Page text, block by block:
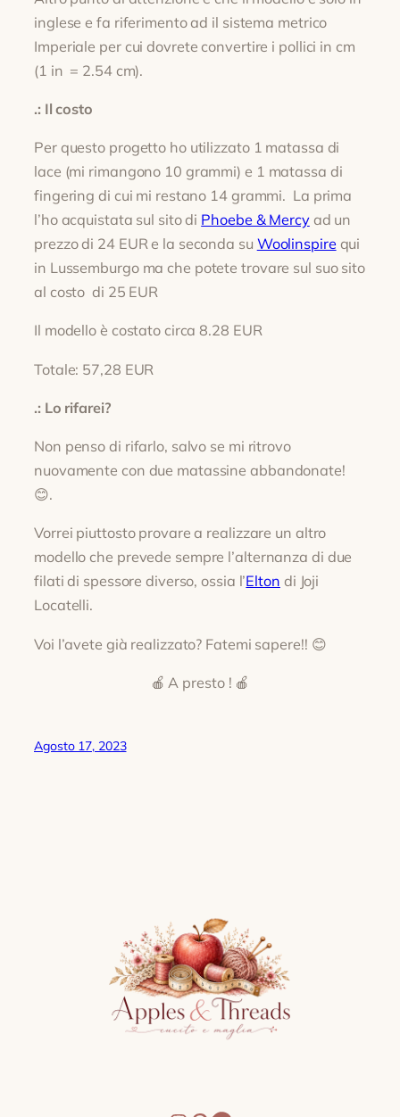
inglese e fa riferimento ad il sistema metrico
Imperiale per cui dovrete convertire i pollici in cm
(1 in = 2.54 cm).
.: Il costo
Per questo progetto ho utilizzato 1 matassa di
lace (mi rimangono 10 grammi) e 1 matassa di
fingering di cui mi restano 14 grammi. La prima
l’ho acquistata sul sito di Phoebe & Mercyad un
prezzo di 24 EUR e la seconda su Woolinspirequi
in Lussemburgo ma che potete trovare sul suo sito
al costo di 25 EUR
Il modello è costato circa 8.28 EUR
Totale: 57,28 EUR
.: Lo rifarei?
Non penso di rifarlo, salvo se mi ritrovo
nuovamente con due matassine abbandonate!
😊.
Vorrei piuttosto provare a realizzare un altro
modello che prevede sempre l’alternanza di due
filati di spessore diverso, ossia l’Elton di Joji
Locatelli.
Voi l’avete già realizzato? Fatemi sapere!! 😊
🍎 A presto ! 🍎
Agosto 17, 2023